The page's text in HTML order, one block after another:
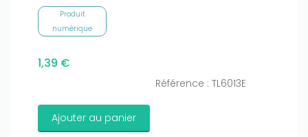
Produit
numérique
1,39 €
Référence : TL6013E
Ajouter au panier